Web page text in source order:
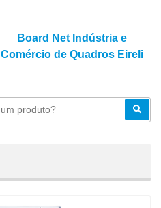
Board Net Indústria e
Comércio de Quadros Eireli